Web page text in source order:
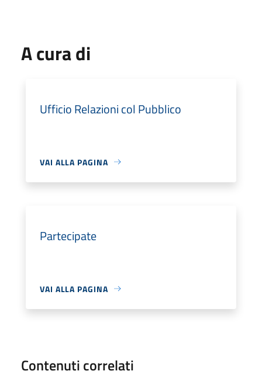
A cura di
Ufficio Relazioni col Pubblico
VAI ALLA PAGINA
Partecipate
VAI ALLA PAGINA
Contenuti correlati